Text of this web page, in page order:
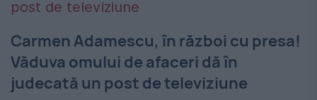
Carmen Adamescu, în război cu presa!
Văduva omului de afaceri dă în
judecată un post de televiziune